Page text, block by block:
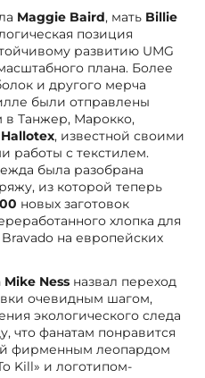
Maggie Baird, мать Billie
позиция
развитию UMG
плана. Более
и другого мерча
были отправлены
в Танжер, Марокко,
Hallotex, известной своими
работы с текстилем.
была разобрана
из которой теперь
новых заготовок
хлопка для
на европейских
Mike Ness назвал переход
очевидным шагом,
экологического следа
что фанатам понравится
фирменным леопардом
Kill» и логотипом-